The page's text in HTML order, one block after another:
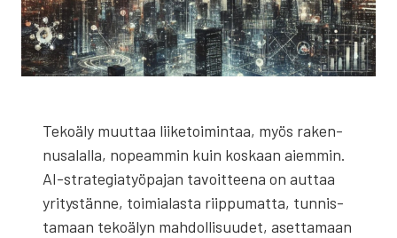
Teko­ä­ly muut­taa lii­ke­toi­min­taa, myös raken­
nusa­lal­la, nopeam­min kuin kos­kaan aiem­min.
AI-stra­te­gia­työ­pa­jan tavoit­tee­na on aut­taa
yri­tys­tän­ne, toi­mia­las­ta riip­pu­mat­ta, tun­nis­
ta­maan teko­ä­lyn mah­dol­li­suu­det, aset­ta­maan